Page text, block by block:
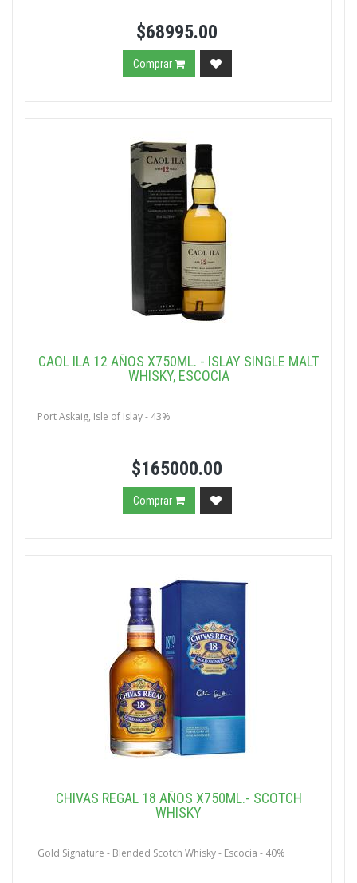
$68995.00
Comprar
CAOL ILA 12 AÑOS X750ML. - ISLAY SINGLE MALT
WHISKY, ESCOCIA
Port Askaig, Isle of Islay - 43%
$165000.00
Comprar
CHIVAS REGAL 18 AÑOS X750ML.- SCOTCH
WHISKY
Gold Signature - Blended Scotch Whisky - Escocia - 40%